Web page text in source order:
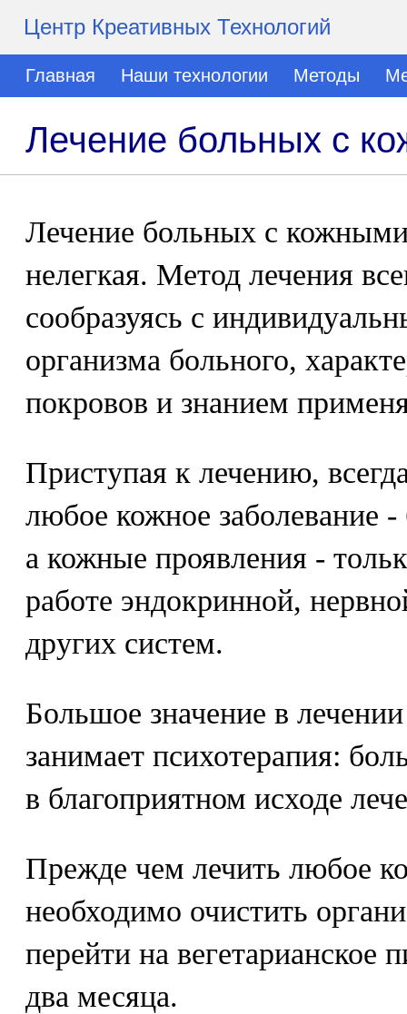
Центр Креативных Технологий
Главная Наши технологии Методы
Лечение больных с
Лечение больных с
нелегкая. Метод лечения
сообразуясь с
организма больного,
покровов и знанием
Приступая к лечению,
любое кожное заболевание -
а кожные проявления -
работе эндокринной,
других систем.
Большое значение в
занимает психотерапия:
в благоприятном исходе
Прежде чем лечить любое
необходимо очистить
перейти на вегетарианское
два месяца.